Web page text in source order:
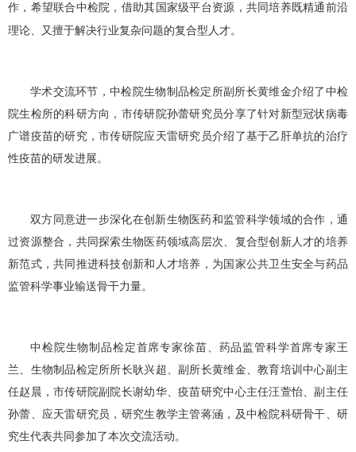
作，希望联合中检院，借助其国家级平台资源，共同培养既精通前沿
理论、又擅于解决行业复杂问题的复合型人才。
学术交流环节，中检院生物制品检定所副所长黄维金介绍了中检
院生检所的科研方向，市传研院孙蕾研究员分享了针对新型冠状病毒
广谱疫苗的研究，市传研院应天雷研究员介绍了基于乙肝单抗的治疗
性疫苗的研发进展。
双方同意进一步深化在创新生物医药和监管科学领域的合作，通
过资源整合，共同探索生物医药领域高层次、复合型创新人才的培养
新范式，共同推进科技创新和人才培养，为国家公共卫生安全与药品
监管科学事业输送骨干力量。
中检院生物制品检定首席专家徐苗、药品监管科学首席专家王
兰、生物制品检定所所长耿兴超、副所长黄维金、教育培训中心副主
任赵晨，市传研院副院长谢幼华、疫苗研究中心主任汪萱怡、副主任
孙蕾、应天雷研究员，研究生教学主管蒋涵，及中检院科研骨干、研
究生代表共同参加了本次交流活动。